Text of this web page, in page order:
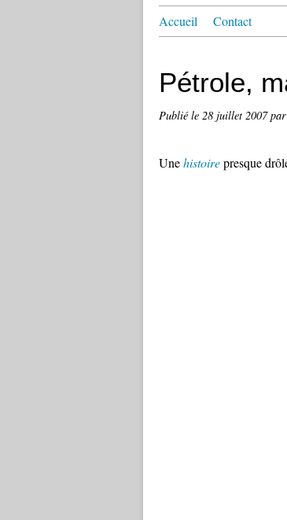
Accueil Contact
Pétrole,
Publié le 28 juillet 2007
Unehistoirepresque